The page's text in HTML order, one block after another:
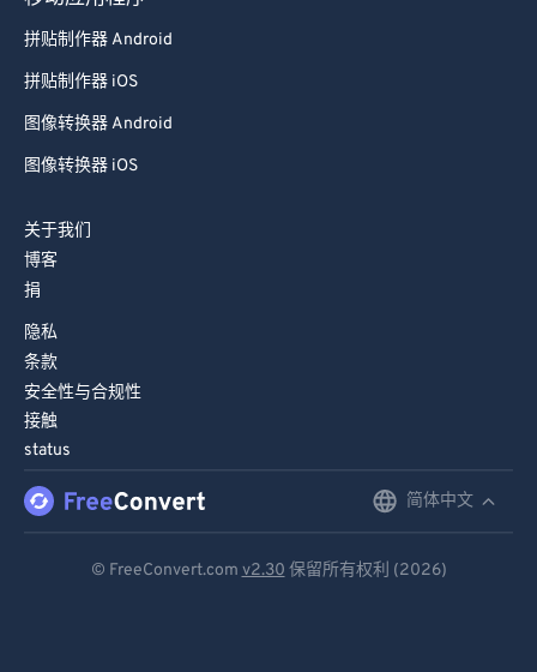
拼贴制作器 Android
拼贴制作器 iOS
图像转换器 Android
图像转换器 iOS
关于我们
博客
捐
隐私
条款
安全性与合规性
接触
status
简体中文
© FreeConvert.com v2.30 保留所有权利 (2026)